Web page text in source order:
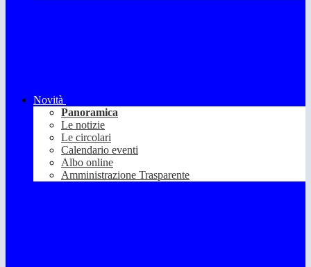
Novità
Panoramica
Le notizie
Le circolari
Calendario eventi
Albo online
Amministrazione Trasparente